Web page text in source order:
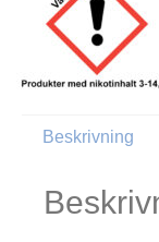
Beskrivning